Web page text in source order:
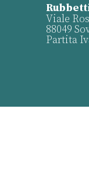
Viale
88049
Partita